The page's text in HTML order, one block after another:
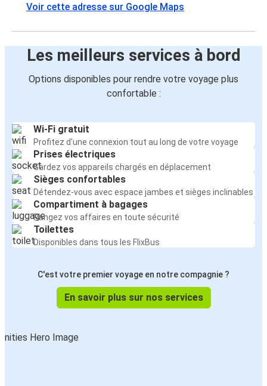
Voir cette adresse sur Google Maps
Les meilleurs services à bord
Options disponibles pour rendre votre voyage plus
confortable :
Wi-Fi gratuit
Profitez d'une connexion tout au long de votre voyage
Prises électriques
Gardez vos appareils chargés en déplacement
Sièges confortables
Détendez-vous avec espace jambes et sièges inclinables
Compartiment à bagages
Rangez vos affaires en toute sécurité
Toilettes
Disponibles dans tous les FlixBus
C'est votre premier voyage en notre compagnie ?
En savoir plus sur nos services